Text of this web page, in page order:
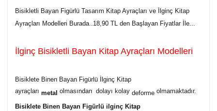
Bisikletli Bayan Figürlü Tasarım Kitap Ayraçları ve İlginç Kitap
Ayraçları Modelleri Burada..18,90 TL den Başlayan Fiyatlar İle...
İlginç Bisikletli Bayan Kitap Ayraçları Modelleri
Bisiklete Binen Bayan Figürlü İlginç Kitap
ayraçları metal olmasından dolayı kolay deforme olmamaktadır.
Bisiklete Binen Bayan Figürlü ilginç Kitap